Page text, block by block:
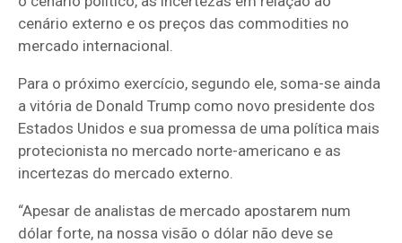
cenário externo e os preços das commodities no
mercado internacional.
Para o próximo exercício, segundo ele, soma-se ainda
a vitória de Donald Trump como novo presidente dos
Estados Unidos e sua promessa de uma política mais
protecionista no mercado norte-americano e as
incertezas do mercado externo.
“Apesar de analistas de mercado apostarem num
dólar forte, na nossa visão o dólar não deve se